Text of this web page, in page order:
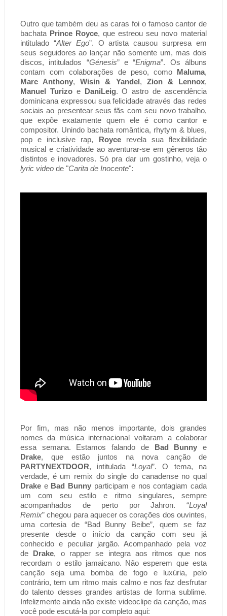
Outro que também deu as caras foi o famoso cantor de
bachata Prince Royce, que estreou seu novo material
intitulado “Alter Ego”. O artista causou surpresa em
seus seguidores ao lançar não somente um, mas dois
discos, intitulados “Génesis” e “Enigma”. Os álbuns
contam com colaborações de peso, como Maluma
Marc Anthony, Wisin & Yandel, Zion & Lennox
Manuel Turizo e DaniLeig. O astro de ascendência
dominicana expressou sua felicidade através das redes
sociais ao presentear seus fãs com seu novo trabalho,
que expõe exatamente quem ele é como cantor e
compositor. Unindo bachata romântica, rhytym & blues,
pop e inclusive rap, Royce revela sua flexibilidade
musical e criatividade ao aventurar-se em gêneros tão
lyric video de "Carita de Inocente":
Por fim, mas não menos importante, dois grandes
nomes da música internacional voltaram a colaborar
essa semana. Estamos falando de Bad Bunny
Drake
PARTYNEXTDOOR, intitulada “Loyal”. O tema, na
Drake e Bad Bunny participam e nos contagiam cada
um com seu estilo e ritmo singulares, sempre
acompanhados de perto por Jahron. “Loyal
Remix” chegou para aquecer os corações dos ouvintes,
uma cortesia de “Bad Bunny Beibe”, quem se faz
presente desde o início da canção com seu já
conhecido e peculiar jargão. Acompanhado pela voz
de Drake, o rapper se integra aos ritmos que nos
recordam o estilo jamaicano. Não esperem que esta
canção seja uma bomba de fogo e luxúria, pelo
contrário, tem um ritmo mais calmo e nos faz desfrutar
do talento desses grandes artistas de forma sublime.
Infelizmente ainda não existe videoclipe da canção, mas
você pode escutá-la por completo aqui: